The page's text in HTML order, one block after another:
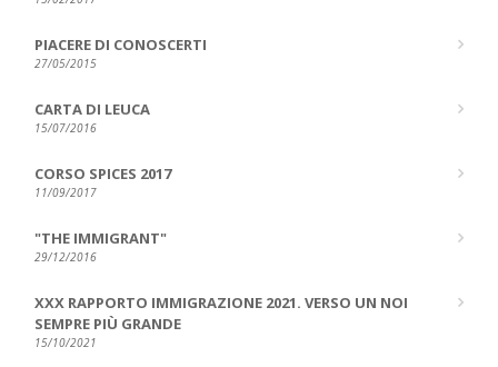
PIACERE DI CONOSCERTI
27/05/2015
CARTA DI LEUCA
15/07/2016
CORSO SPICES 2017
11/09/2017
"THE IMMIGRANT"
29/12/2016
XXX RAPPORTO IMMIGRAZIONE 2021. VERSO UN NOI
SEMPRE PIÙ GRANDE
15/10/2021